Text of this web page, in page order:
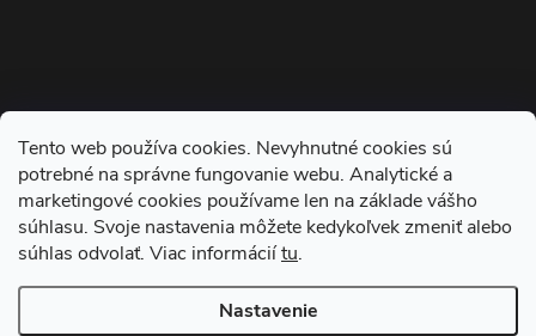
Tento web používa cookies. Nevyhnutné cookies sú
potrebné na správne fungovanie webu. Analytické a
marketingové cookies používame len na základe vášho
súhlasu. Svoje nastavenia môžete kedykoľvek zmeniť alebo
súhlas odvolať. Viac informáciítu.
Nastavenie
r
v
k
y
e
Blog